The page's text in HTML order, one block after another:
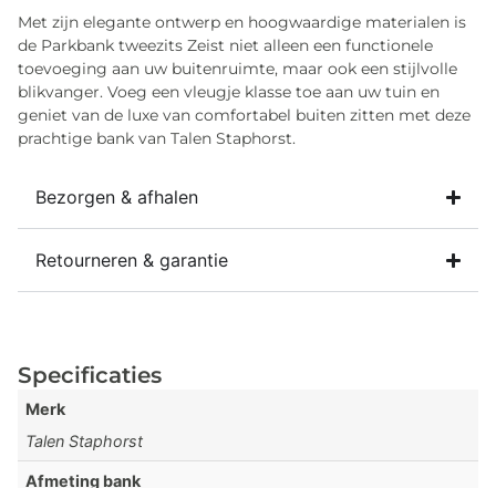
Met zijn elegante ontwerp en hoogwaardige materialen is
de Parkbank tweezits Zeist niet alleen een functionele
toevoeging aan uw buitenruimte, maar ook een stijlvolle
blikvanger. Voeg een vleugje klasse toe aan uw tuin en
geniet van de luxe van comfortabel buiten zitten met deze
prachtige bank van Talen Staphorst.
Bezorgen & afhalen
Retourneren & garantie
Specificaties
Merk
Talen Staphorst
Afmeting bank